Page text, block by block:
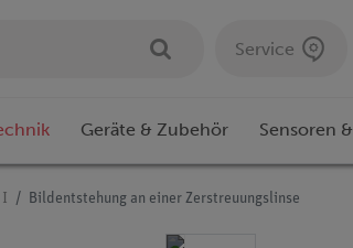
Service
Geräte & Zubehör Sensoren
I Bildentstehung an einer Zerstreuungslinse